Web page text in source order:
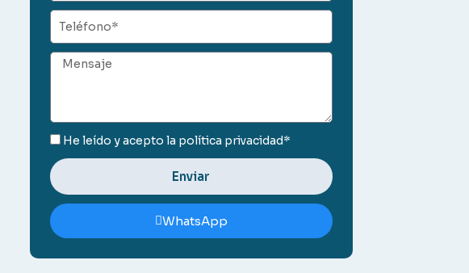
Teléfono
Mensaje
He leído y acepto la política privacidad*
Enviar
WhatsApp